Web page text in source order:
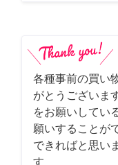
各種事前の買い
がとうございま
をお願いしてい
願いすることが
できればと思い
す